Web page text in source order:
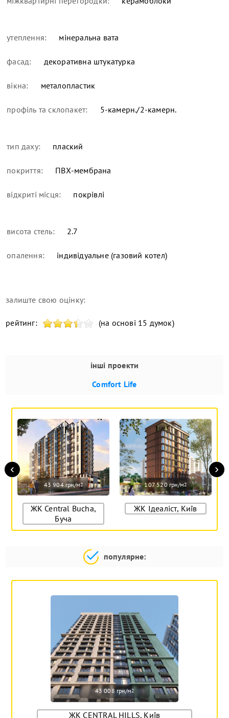
утеплення: мінеральна вата
фасад: декоративна штукатурка
вікна: металопластик
профіль та склопакет: 5-камерн./2-камерн.
тип даху: плаский
покриття: ПВХ-мембрана
відкриті місця: покрівлі
висота стель: 2.7
опалення: індивідуальне (газовий котел)
залиште свою оцінку:
рейтинг: (на основі 15 думок)
інші проекти
Comfort Life
43 904 грн/м2
ЖК Central Bucha,
Буча
107 520 грн/м2
ЖК Ідеаліст, Київ
‹ ›
популярне:
43 008 грн/м2
ЖК CENTRAL HILLS, Київ